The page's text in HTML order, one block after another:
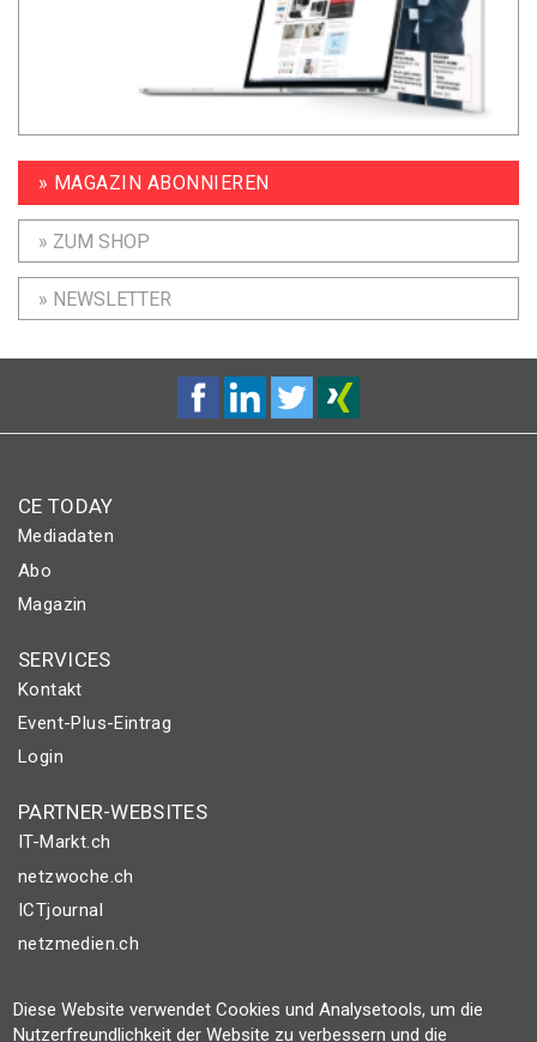
» MAGAZIN ABONNIEREN
» ZUM SHOP
» NEWSLETTER
CE TODAY
Mediadaten
Abo
Magazin
SERVICES
Kontakt
Event-Plus-Eintrag
Login
PARTNER-WEBSITES
IT-Markt.ch
netzwoche.ch
ICTjournal
netzmedien.ch
© NETZMEDIEN AG 2026
Impressum
Diese Website verwendet Cookies und Analysetools, um die
Nutzerfreundlichkeit der Website zu verbessern und die